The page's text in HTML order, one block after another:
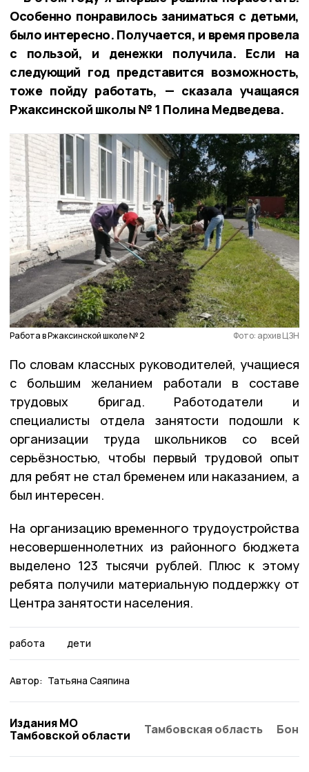
Особенно понравилось заниматься с детьми,
было интересно. Получается, и время провела
с пользой, и денежки получила. Если на
следующий год представится возможность,
тоже пойду работать, — сказала учащаяся
Ржаксинской школы № 1 Полина Медведева.
Работа в Ржаксинской школе № 2 Фото: архив ЦЗН
По словам классных руководителей, учащиеся
с большим желанием работали в составе
трудовых бригад. Работодатели и
специалисты отдела занятости подошли к
организации труда школьников со всей
серьёзностью, чтобы первый трудовой опыт
для ребят не стал бременем или наказанием, а
был интересен.
На организацию временного трудоустройства
несовершеннолетних из районного бюджета
выделено 123 тысячи рублей. Плюс к этому
ребята получили материальную поддержку от
Центра занятости населения.
работа дети
Автор: Татьяна Саяпина
Издания МО
Тамбовской области
Тамбовская область